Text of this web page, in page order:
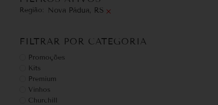
Região: Nova Pádua, RS ×
FILTRAR POR CATEGORIA
Promoções
Kits
Premium
Vinhos
Churchill